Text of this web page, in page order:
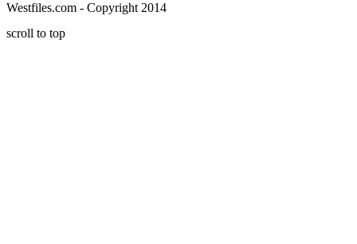
Westfiles.com - Copyright 2014
scroll to top